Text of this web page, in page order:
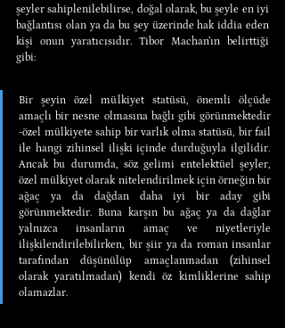
şeyler sahiplenilebilirse, doğal olarak, bu şeyle en iyi
bağlantısı olan ya da bu şey üzerinde hak iddia eden
kişi onun yaratıcısıdır. Tibor Machan’ın belirttiği
gibi:
Bir şeyin özel mülkiyet statüsü, önemli ölçüde
amaçlı bir nesne olmasına bağlı gibi görünmektedir
-özel mülkiyete sahip bir varlık olma statüsü, bir fail
ile hangi zihinsel ilişki içinde durduğuyla ilgilidir.
Ancak bu durumda, söz gelimi entelektüel şeyler,
özel mülkiyet olarak nitelendirilmek için örneğin bir
ağaç ya da dağdan daha iyi bir aday gibi
görünmektedir. Buna karşın bu ağaç ya da dağlar
yalnızca insanların amaç ve niyetleriyle
ilişkilendirilebilirken, bir şiir ya da roman insanlar
tarafından düşünülüp amaçlanmadan (zihinsel
olarak yaratılmadan) kendi öz kimliklerine sahip
olamazlar.